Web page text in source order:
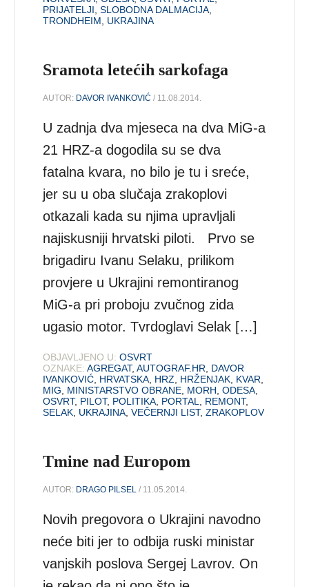
PRIJATELJI ,SLOBODNA DALMACIJA
TRONDHEIM
UKRAJINA
Sramota letećih sarkofaga
AUTOR: DAVOR IVANKOVIĆ / 11.08.2014.
U zadnja dva mjeseca na dva MiG-a
21 HRZ-a dogodila su se dva
fatalna kvara, no bilo je tu i sreće,
jer su u oba slučaja zrakoplovi
otkazali kada su njima upravljali
najiskusniji hrvatski piloti. Prvo se
brigadiru Ivanu Selaku, prilikom
provjere u Ukrajini remontiranog
MiG-a pri proboju zvučnog zida
ugasio motor. Tvrdoglavi Selak […]
OBJAVLJENO U: OSVRT
OZNAKE: AGREGAT,AUTOGRAF.HR
DAVOR
IVANKOVIĆ HRVATSKA HRZ HRŽENJAK KVAR
MIG
MINISTARSTVO OBRANE MORH ,ODESA
OSVRT, PILOT, POLITIKA PORTAL REMONT,
SELAK UKRAJINA ,VEČERNJI LIST,ZRAKOPLOV
Tmine nad Europom
AUTOR: DRAGO PILSEL / 11.05.2014.
Novih pregovora o Ukrajini navodno
neće biti jer to odbija ruski ministar
vanjskih poslova Sergej Lavrov. On